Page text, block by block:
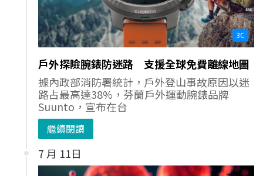
3C
戶外探險腕錶防迷路 支援全球免費離線地圖
據內政部消防署統計，戶外登山事故原因以迷
路占最高達38%，芬蘭戶外運動腕錶品牌
Suunto，宣布在台
繼續閱讀
7 月 11日